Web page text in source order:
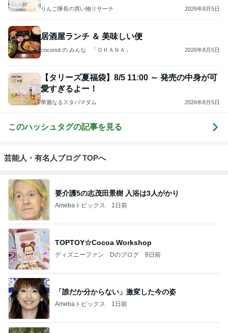
りんご隊長の買い物リサーチ 2026年8月5日
居酒屋ランチ ＆ 美味しい便
coconut の みんな 「ＯＨＡＮＡ」 2026年8月5日
【タリーズ夏福袋】8/5 11:00 ～ 発売の中身が可
愛すぎるよー！
華麗なるスタバマダム 2026年8月5日
このハッシュタグの記事を見る
芸能人・有名人ブログ TOPへ
要介護5の志茂田景樹 入浴は3人がかり
Amebaトピックス 1日前
TOPTOY☆Cocoa Workshop
ディズニーファン Dのブログ 8日前
「誰だか分からない」激変した今の姿
Amebaトピックス 1日前